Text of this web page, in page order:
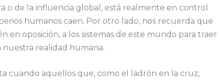
de la influencia global, está realmente en control
humanos caen. Por otro lado, nos recuerda que
en oposición, a los sistemas de este mundo para traer
nuestra realidad humana.
cuando aquellos que, como el ladrón en la cruz,